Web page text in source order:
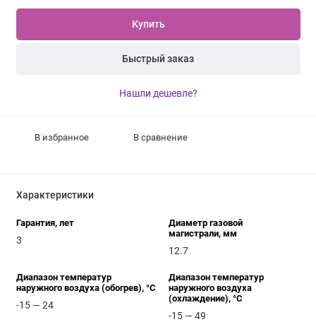
Купить
Быстрый заказ
Нашли дешевле?
В избранное В сравнение
Характеристики
Гарантия, лет
3
Диаметр газовой
магистрали, мм
12.7
Диапазон температур
наружного воздуха (обогрев), °C
-15 — 24
Диапазон температур
наружного воздуха
(охлаждение), °C
-15 — 49